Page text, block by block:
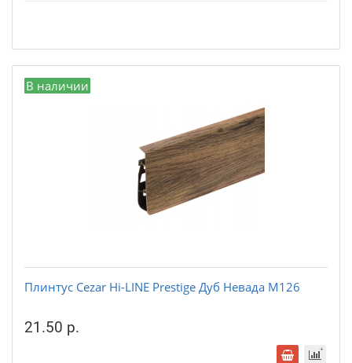
В наличии
Плинтус Cezar Hi-LINE Prestige Дуб Невада М126
21.50 р.